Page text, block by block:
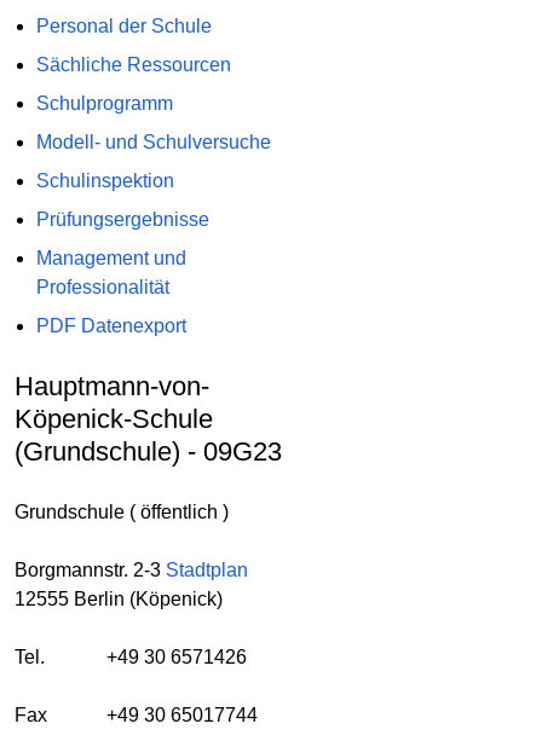
Personal der Schule
Sächliche Ressourcen
Schulprogramm
Modell- und Schulversuche
Schulinspektion
Prüfungsergebnisse
Management und
Professionalität
PDF Datenexport
Hauptmann-von-
Köpenick-Schule
(Grundschule) - 09G23
Grundschule ( öffentlich )
Borgmannstr. 2-3 Stadtplan
12555 Berlin (Köpenick)
Tel. +49 30 6571426
Fax +49 30 65017744